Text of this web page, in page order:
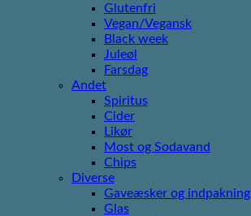
Glutenfri
Vegan/Vegansk
Black week
Juleøl
Farsdag
Andet
Spiritus
Cider
Likør
Most og Sodavand
Chips
Diverse
Gaveæsker og indpakning
Glas